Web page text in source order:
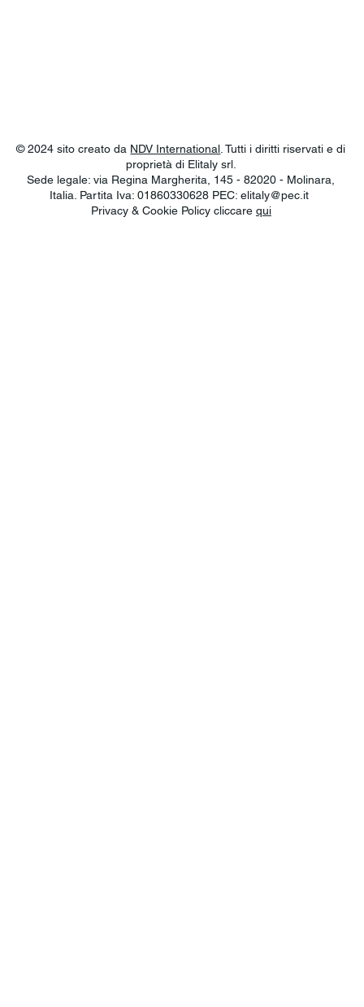
© 2024 sito creato da NDV International . Tutti i diritti riservati e di
proprietà di Elitaly srl.
Sede legale: via Regina Margherita, 145 - 82020 - Molinara,
Italia. Partita Iva: 01860330628 PEC:elitaly@pec.it
Privacy & Cookie Policy cliccare qui